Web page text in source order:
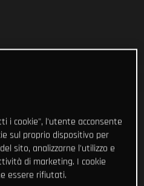
i cookie", l'utente acconsente
sul proprio dispositivo per
sito, analizzarne l'utilizzo e
di marketing. I cookie
essere rifiutati.